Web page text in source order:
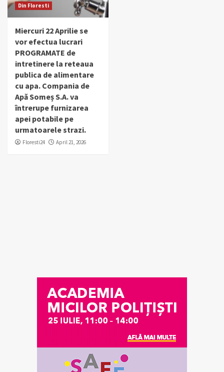
Din Floresti
Miercuri 22 Aprilie se
vor efectua lucrari
PROGRAMATE de
intretinere la reteaua
publica de alimentare
cu apa. Compania de
Apă Someș S.A. va
întrerupe furnizarea
apei potabile pe
urmatoarele strazi.
Floresti24 April 21, 2026